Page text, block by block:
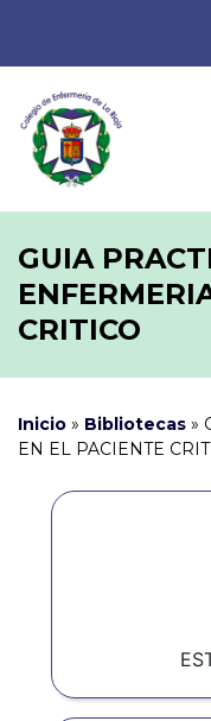
GUIA
CRITICO
Inicio » Bibliotecas »
EN EL PACIENTE